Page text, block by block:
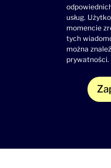
usług.
momencie
tych
można
prywatności.